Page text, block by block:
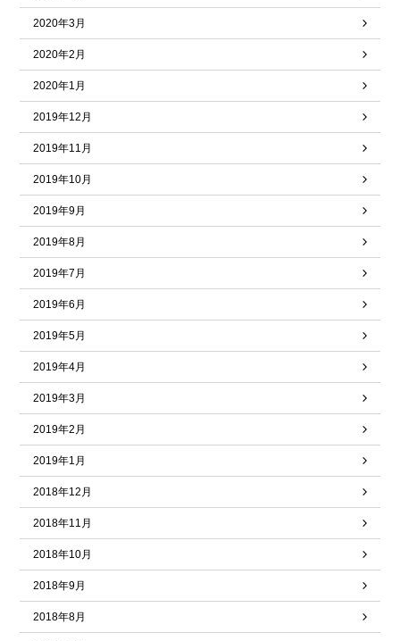
2020年3月
2020年2月
2020年1月
2019年12月
2019年11月
2019年10月
2019年9月
2019年8月
2019年7月
2019年6月
2019年5月
2019年4月
2019年3月
2019年2月
2019年1月
2018年12月
2018年11月
2018年10月
2018年9月
2018年8月